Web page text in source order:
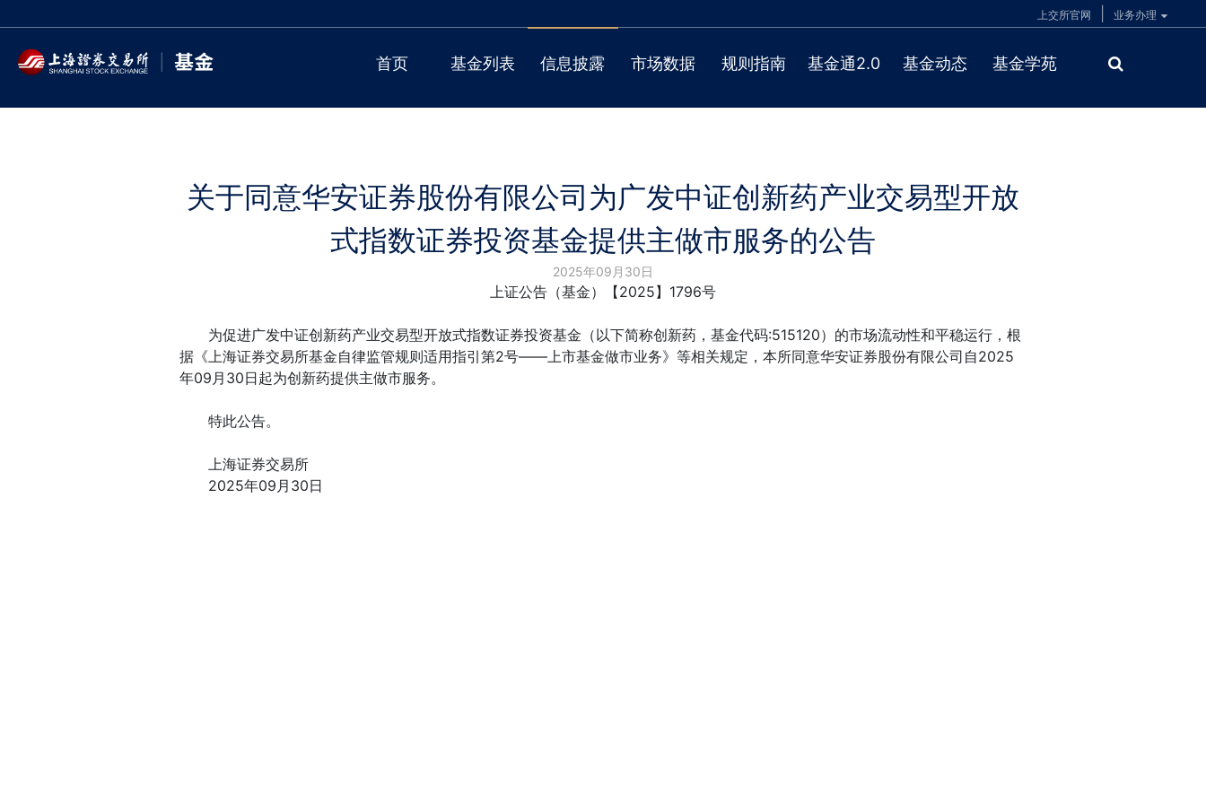
上交所官网 业务办理
首页 基金列表 信息披露 市场数据 规则指南 基金通2.0 基金动态 基金学苑
关于同意华安证券股份有限公司为广发中证创新药产业交易型开放
式指数证券投资基金提供主做市服务的公告
2025年09月30日
上证公告（基金）【2025】1796号
为促进广发中证创新药产业交易型开放式指数证券投资基金（以下简称创新药，基金代码:515120）的市场流动性和平稳运行，根
据《上海证券交易所基金自律监管规则适用指引第2号——上市基金做市业务》等相关规定，本所同意华安证券股份有限公司自2025
年09月30日起为创新药提供主做市服务。
特此公告。
上海证券交易所
2025年09月30日